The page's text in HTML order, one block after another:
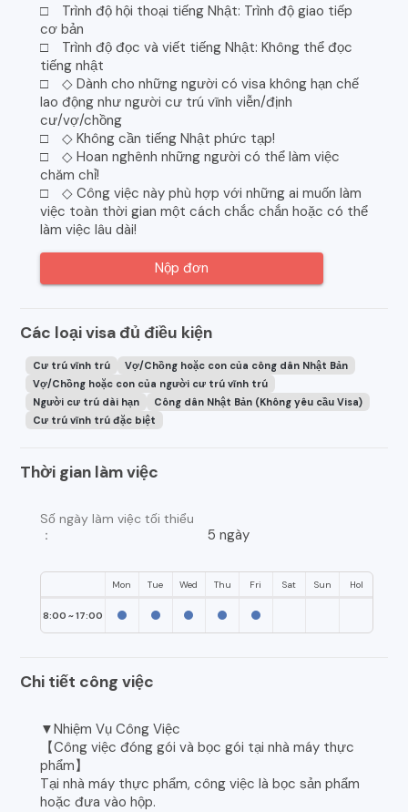
□ Trình độ hội thoại tiếng Nhật: Trình độ giao tiếp
cơ bản
□ Trình độ đọc và viết tiếng Nhật: Không thể đọc
tiếng nhật
□ ◇ Dành cho những người có visa không hạn chế
lao động như người cư trú vĩnh viễn/định
cư/vợ/chồng
□ ◇ Không cần tiếng Nhật phức tạp!
□ ◇ Hoan nghênh những người có thể làm việc
chăm chỉ!
□ ◇ Công việc này phù hợp với những ai muốn làm
việc toàn thời gian một cách chắc chắn hoặc có thể
làm việc lâu dài!
Nộp đơn
Các loại visa đủ điều kiện
Cư trú vĩnh trú
Vợ/Chồng hoặc con của công dân Nhật Bản
Vợ/Chồng hoặc con của người cư trú vĩnh trú
Người cư trú dài hạn
Công dân Nhật Bản (Không yêu cầu Visa)
Cư trú vĩnh trú đặc biệt
Thời gian làm việc
Số ngày làm việc tối thiểu
：
5 ngày
Mon Tue Wed Thu Fri Sat Sun Hol
8:00 ~ 17:00
Chi tiết công việc
▼Nhiệm Vụ Công Việc
【Công việc đóng gói và bọc gói tại nhà máy thực
phẩm】
Tại nhà máy thực phẩm, công việc là bọc sản phẩm
hoặc đưa vào hộp.